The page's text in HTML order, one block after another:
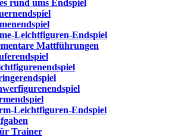
rund ums Endspiel
Leichtfiguren-Endspiel
Mattführungen
Leichtfiguren-Endspiel
Trainer